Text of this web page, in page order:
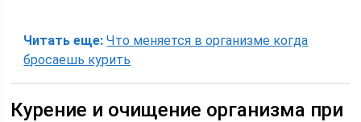
Читать еще: Что меняется в организме когда
бросаешь курить
Курение и очищение организма при